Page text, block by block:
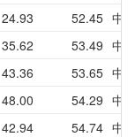
24.93 52.45 中
35.62 53.49 中
43.36 53.65 中
48.00 54.29 中
42.94 54.74 中